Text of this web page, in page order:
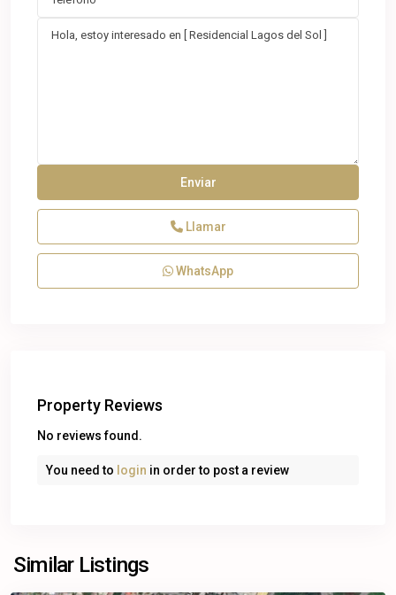
Llamar
WhatsApp
Property Reviews
No reviews found.
You need to login in order to post a review
Similar Listings
Benito
Juárez